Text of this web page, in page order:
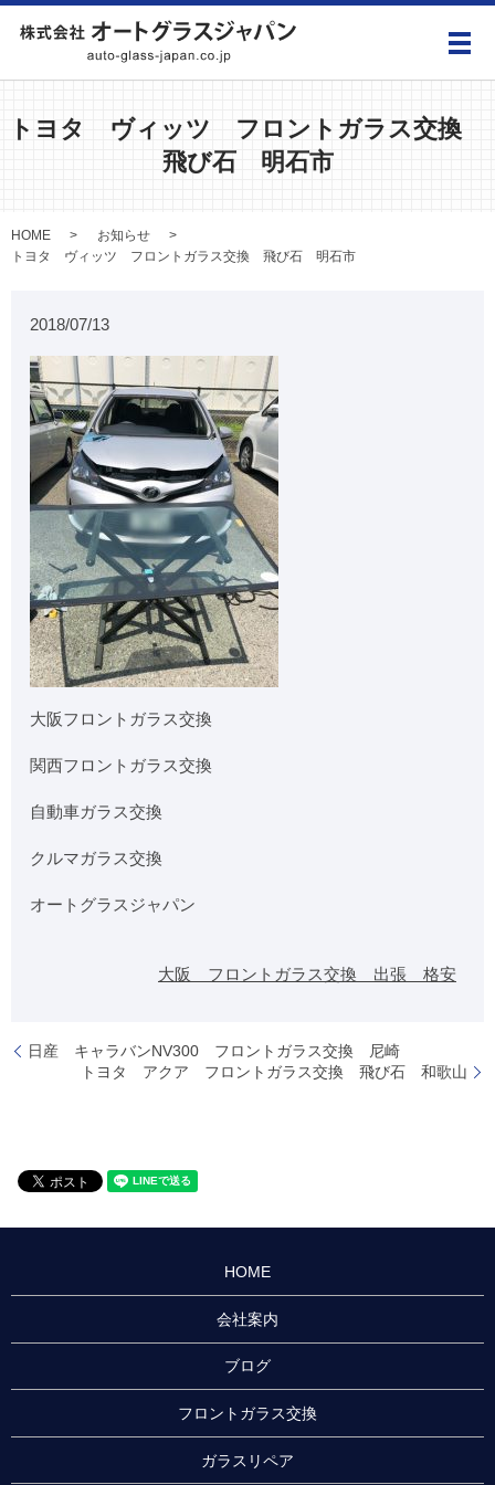
メ
トヨタ ヴィッツ フロントガラス交換
飛び石 明石市
HOME
お知らせ
トヨタ ヴィッツ フロントガラス交換 飛び石 明石市
2018/07/13
大阪フロントガラス交換
関西フロントガラス交換
自動車ガラス交換
クルマガラス交換
オートグラスジャパン
大阪 フロントガラス交換 出張 格安
日産 キャラバンNV300 フロントガラス交換 尼崎
トヨタ アクア フロントガラス交換 飛び石 和歌山
HOME
会社案内
ブログ
フロントガラス交換
ガラスリペア